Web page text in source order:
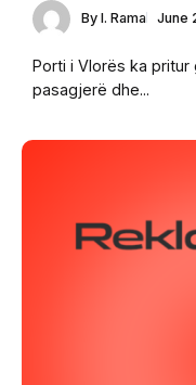
By I. Rama June
Porti i Vlorës ka
pasagjerë dhe...